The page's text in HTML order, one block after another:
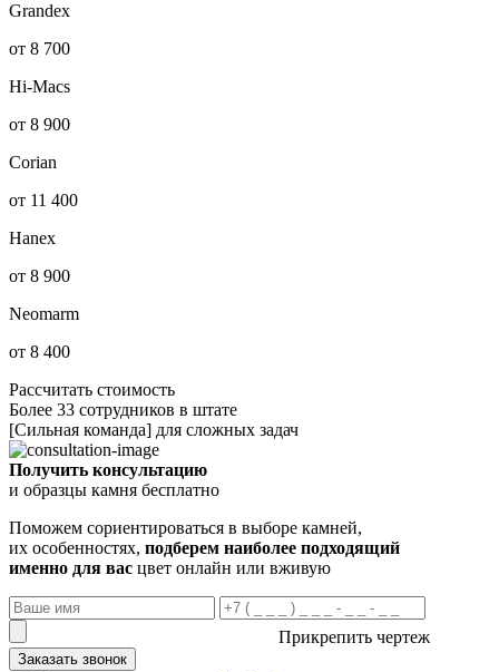
Grandex
от 8 700
Hi-Macs
от 8 900
Corian
от 11 400
Hanex
от 8 900
Neomarm
от 8 400
Рассчитать стоимость
Более 33 сотрудников в штате
[Сильная команда] для сложных задач
Получить консультацию
и образцы камня бесплатно
Поможем сориентироваться в выборе камней,
их особенностях, подберем наиболее подходящий
именно для вас цвет онлайн или вживую
Прикрепить чертеж
Заказать звонок